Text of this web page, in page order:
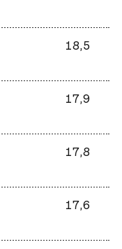
18,5
17,9
17,8
17,6